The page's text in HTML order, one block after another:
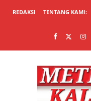
REDAKSI TENTANG KAMI: